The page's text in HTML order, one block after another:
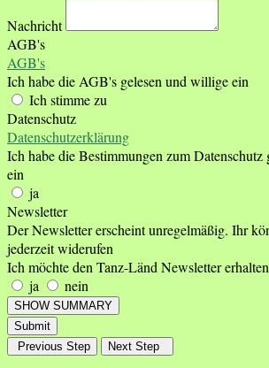
Nachricht
AGB's
AGB's
Ich habe die AGB's gelesen und willige ein
Ich stimme zu
Datenschutz
Datenschutzerklärung
Ich habe die Bestimmungen zum
ein
ja
Newsletter
Der Newsletter erscheint unregelmäßig. Ihr
jederzeit widerufen
Ich möchte den Tanz-Länd Newsletter erhalten
ja
nein
SHOW SUMMARY
Submit
Previous Step
Next Step